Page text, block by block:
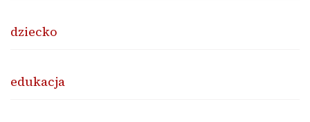
dziecko
edukacja